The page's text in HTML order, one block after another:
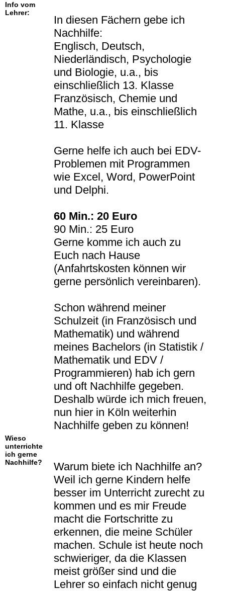
Info vom
Lehrer:
In diesen Fächern gebe ich
Nachhilfe:
Englisch, Deutsch,
Niederländisch, Psychologie
und Biologie, u.a., bis
einschließlich 13. Klasse
Französisch, Chemie und
Mathe, u.a., bis einschließlich
11. Klasse
Gerne helfe ich auch bei EDV-
Problemen mit Programmen
wie Excel, Word, PowerPoint
und Delphi.
60 Min.: 20 Euro
90 Min.: 25 Euro
Gerne komme ich auch zu
Euch nach Hause
(Anfahrtskosten können wir
gerne persönlich vereinbaren).
Schon während meiner
Schulzeit (in Französisch und
Mathematik) und während
meines Bachelors (in Statistik /
Mathematik und EDV /
Programmieren) hab ich gern
und oft Nachhilfe gegeben.
Deshalb würde ich mich freuen,
nun hier in Köln weiterhin
Nachhilfe geben zu können!
Wieso
unterrichte
ich gerne
Nachhilfe?
Warum biete ich Nachhilfe an?
Weil ich gerne Kindern helfe
besser im Unterricht zurecht zu
kommen und es mir Freude
macht die Fortschritte zu
erkennen, die meine Schüler
machen. Schule ist heute noch
schwieriger, da die Klassen
meist größer sind und die
Lehrer so einfach nicht genug